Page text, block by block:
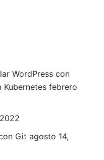
WordPress con
Kubernetes febrero
Git agosto 14,